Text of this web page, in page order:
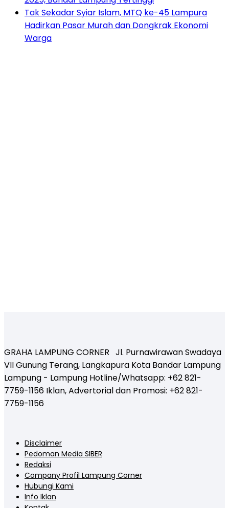
Tak Sekadar Syiar Islam, MTQ ke-45 Lampura
Hadirkan Pasar Murah dan Dongkrak Ekonomi
Warga
GRAHA LAMPUNG CORNER Jl. Purnawirawan Swadaya
VII Gunung Terang, Langkapura Kota Bandar Lampung
Lampung - Lampung Hotline/Whatsapp: +62 821-
7759-1156 Iklan, Advertorial dan Promosi: +62 821-
7759-1156
Disclaimer
Pedoman Media SIBER
Redaksi
Company Profil Lampung Corner
Hubungi Kami
Info Iklan